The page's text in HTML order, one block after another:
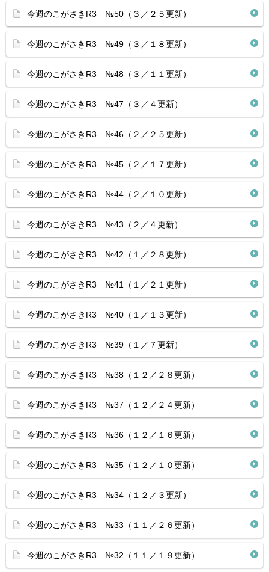
今週のこがさきR3 №50（３／２５更新）
今週のこがさきR3 №49（３／１８更新）
今週のこがさきR3 №48（３／１１更新）
今週のこがさきR3 №47（３／４更新）
今週のこがさきR3 №46（２／２５更新）
今週のこがさきR3 №45（２／１７更新）
今週のこがさきR3 №44（２／１０更新）
今週のこがさきR3 №43（２／４更新）
今週のこがさきR3 №42（１／２８更新）
今週のこがさきR3 №41（１／２１更新）
今週のこがさきR3 №40（１／１３更新）
今週のこがさきR3 №39（１／７更新）
今週のこがさきR3 №38（１２／２８更新）
今週のこがさきR3 №37（１２／２４更新）
今週のこがさきR3 №36（１２／１６更新）
今週のこがさきR3 №35（１２／１０更新）
今週のこがさきR3 №34（１２／３更新）
今週のこがさきR3 №33（１１／２６更新）
今週のこがさきR3 №32（１１／１９更新）